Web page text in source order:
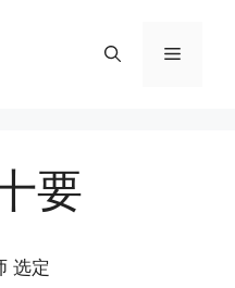
Menu
要
选定